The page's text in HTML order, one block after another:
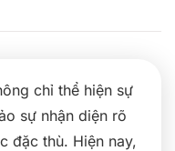
chỉ thể hiện sự
sự nhận diện rõ
đặc thù. Hiện nay,